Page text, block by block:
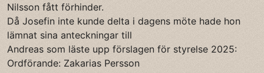
Nilsson fått förhinder.
Då Josefin inte kunde delta i dagens möte hade hon
lämnat sina anteckningar till
Andreas som läste upp förslagen för styrelse 2025:
Ordförande: Zakarias Persson